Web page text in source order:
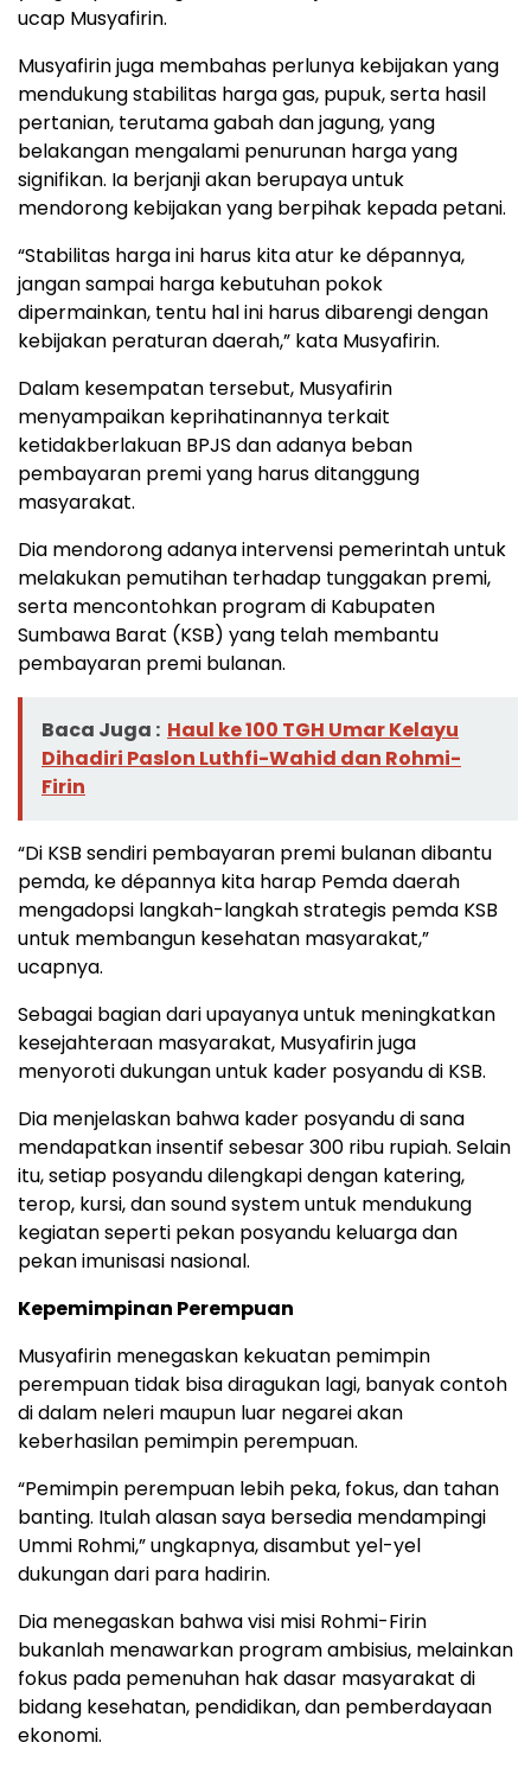
ucap Musyafirin.
Musyafirin juga membahas perlunya kebijakan yang
mendukung stabilitas harga gas, pupuk, serta hasil
pertanian, terutama gabah dan jagung, yang
belakangan mengalami penurunan harga yang
signifikan. Ia berjanji akan berupaya untuk
mendorong kebijakan yang berpihak kepada petani.
“Stabilitas harga ini harus kita atur ke dépannya,
jangan sampai harga kebutuhan pokok
dipermainkan, tentu hal ini harus dibarengi dengan
kebijakan peraturan daerah,” kata Musyafirin.
Dalam kesempatan tersebut, Musyafirin
menyampaikan keprihatinannya terkait
ketidakberlakuan BPJS dan adanya beban
pembayaran premi yang harus ditanggung
masyarakat.
Dia mendorong adanya intervensi pemerintah untuk
melakukan pemutihan terhadap tunggakan premi,
serta mencontohkan program di Kabupaten
Sumbawa Barat (KSB) yang telah membantu
pembayaran premi bulanan.
Baca Juga : Haul ke 100 TGH Umar Kelayu
Dihadiri Paslon Luthfi-Wahid dan Rohmi-
Firin
“Di KSB sendiri pembayaran premi bulanan dibantu
pemda, ke dépannya kita harap Pemda daerah
mengadopsi langkah-langkah strategis pemda KSB
untuk membangun kesehatan masyarakat,”
ucapnya.
Sebagai bagian dari upayanya untuk meningkatkan
kesejahteraan masyarakat, Musyafirin juga
menyoroti dukungan untuk kader posyandu di KSB.
Dia menjelaskan bahwa kader posyandu di sana
mendapatkan insentif sebesar 300 ribu rupiah. Selain
itu, setiap posyandu dilengkapi dengan katering,
terop, kursi, dan sound system untuk mendukung
kegiatan seperti pekan posyandu keluarga dan
pekan imunisasi nasional.
Kepemimpinan Perempuan
Musyafirin menegaskan kekuatan pemimpin
perempuan tidak bisa diragukan lagi, banyak contoh
di dalam neleri maupun luar negarei akan
keberhasilan pemimpin perempuan.
“Pemimpin perempuan lebih peka, fokus, dan tahan
banting. Itulah alasan saya bersedia mendampingi
Ummi Rohmi,” ungkapnya, disambut yel-yel
dukungan dari para hadirin.
Dia menegaskan bahwa visi misi Rohmi-Firin
bukanlah menawarkan program ambisius, melainkan
fokus pada pemenuhan hak dasar masyarakat di
bidang kesehatan, pendidikan, dan pemberdayaan
ekonomi.